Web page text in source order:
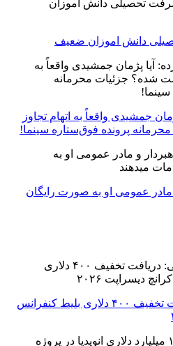
دانش اموزان ضعیف
جمشیدی واقعاً به اتهام تجاوز
پرونده فوق‌ستاره سینما!
مادر عمومی او به صورت رایگان
فرصت استثنایی: دریافت تخفیف ۴۰۰ دلاری بلیط کنفرانس